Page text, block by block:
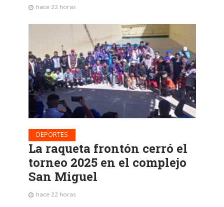
hace 22 horas
DEPORTES
La raqueta frontón cerró el
torneo 2025 en el complejo
San Miguel
hace 22 horas